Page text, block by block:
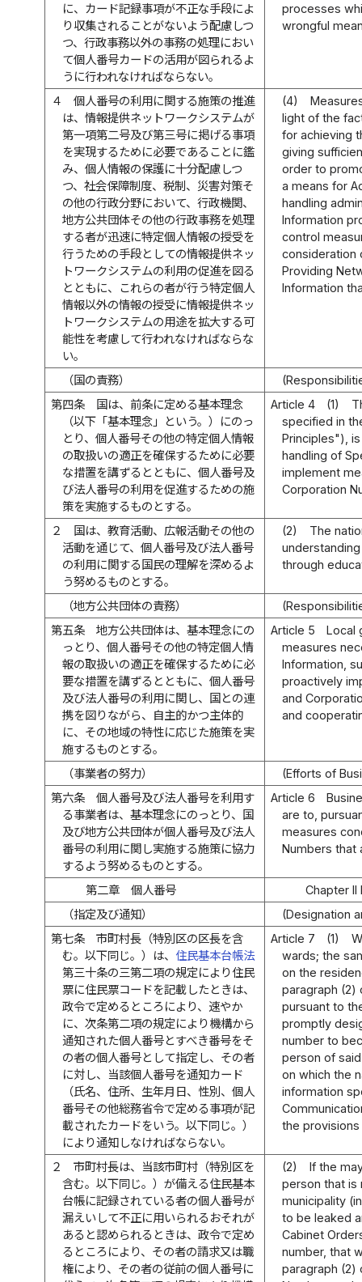
に、カード記録事項が不正な手段によ
り収集されることがないよう配慮しつ
つ、行政事務以外の事務の処理におい
て個人番号カードの活用が図られるよ
うに行われなければならない。
processes
wrongful
４
個人番号の利用に関する施策の推進
は、情報提供ネットワークシステムが
第一項第二号及び第三号に掲げる事項
を実現するために必要であることに鑑
み、個人情報の保護に十分配慮しつ
つ、社会保障制度、税制、災害対策そ
の他の行政分野において、行政機関、
地方公共団体その他の行政事務を処理
する者が迅速に特定個人情報の授受を
行うための手段としての情報提供ネッ
トワークシステムの利用の促進を図る
とともに、これらの者が行う特定個人
情報以外の情報の授受に情報提供ネッ
トワークシステムの用途を拡大する可
能性を考慮して行われなければならな
い。
(4)
light of the
for achieving
giving
order to
a means for
handling
Information
control
consideration
Providing
Information
（国の責務）
第四条
国は、前条に定める基本理念
（以下「基本理念」という。）にのっ
とり、個人番号その他の特定個人情報
の取扱いの適正を確保するために必要
な措置を講ずるとともに、個人番号及
び法人番号の利用を促進するための施
策を実施するものとする。
Article 4 (1)
specified in
Principles"),
handling of
implement
Corporation
２
国は、教育活動、広報活動その他の
活動を通じて、個人番号及び法人番号
の利用に関する国民の理解を深めるよ
う努めるものとする。
(2)
The
through
（地方公共団体の責務）
第五条
地方公共団体は、基本理念にの
っとり、個人番号その他の特定個人情
報の取扱いの適正を確保するために必
要な措置を講ずるとともに、個人番号
及び法人番号の利用に関し、国との連
携を図りながら、自主的かつ主体的
に、その地域の特性に応じた施策を実
施するものとする。
Article 5
Local
measures
Information,
proactively
and
and
（事業者の努力）
(Efforts of
第六条
個人番号及び法人番号を利用す
る事業者は、基本理念にのっとり、国
及び地方公共団体が個人番号及び法人
番号の利用に関し実施する施策に協力
するよう努めるものとする。
Article 6
are to,
measures
Numbers that
第二章 個人番号
Chapter II
（指定及び通知）
(Designation
第七条
市町村長（特別区の区長を含
む。以下同じ。）は、 住民基本台帳法
第三十条の三第二項の規定により住民
票に住民票コードを記載したときは、
政令で定めるところにより、速やか
に、次条第二項の規定により機構から
通知された個人番号とすべき番号をそ
の者の個人番号として指定し、その者
に対し、当該個人番号を通知カード
（氏名、住所、生年月日、性別、個人
番号その他総務省令で定める事項が記
載されたカードをいう。以下同じ。）
により通知しなければならない。
Article 7 (1)
wards; the
on the
paragraph (2)
pursuant to
promptly
number to
person of
on which the
information
the
２
市町村長は、当該市町村（特別区を
含む。以下同じ。）が備える住民基本
台帳に記録されている者の個人番号が
漏えいして不正に用いられるおそれが
あると認められるときは、政令で定め
るところにより、その者の請求又は職
権により、その者の従前の個人番号に
(2)
If the
person that is
municipality
to be leaked
Cabinet
number, that
paragraph (2)